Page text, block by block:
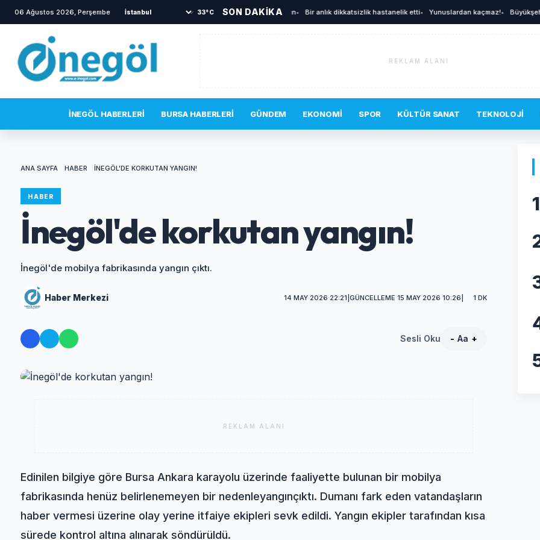
06 Ağustos 2026, Perşembe 33°C SON DAKİKA
TOKİ sakinlerini korkutan yangın• Bir anlık dikkatsizlik hastanelik etti• Yunuslardan kaçmaz!•
REKLAM ALANI
İNEGÖL HABERLERI BURSA HABERLERI GÜNDEM EKONOMI SPOR KÜLTÜR SANAT TEKNOLOJI
ANA SAYFA HABER İNEGÖL'DE KORKUTAN YANGIN!
HABER
İnegöl'de korkutan yangın!
İnegöl'de mobilya fabrikasında yangın çıktı.
Haber Merkezi 14 MAY 2026 22:21 |GÜNCELLEME 15 MAY 2026 10:26 1 DK
Sesli Oku - Aa +
REKLAM ALANI
Edinilen bilgiye göre Bursa Ankara karayolu üzerinde faaliyette bulunan bir mobilya
fabrikasında henüz belirlenemeyen bir nedenleyangınçıktı. Dumanı fark eden vatandaşların
haber vermesi üzerine olay yerine itfaiye ekipleri sevk edildi. Yangın ekipler tarafından kısa
sürede kontrol altına alınarak söndürüldü.
1